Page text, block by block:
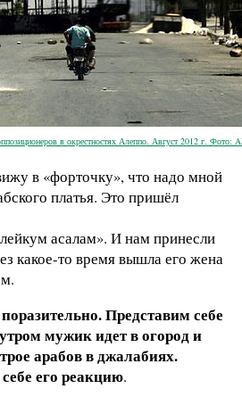
в окрестностях Алеппо. Август 2012 г. Фото:
в «форточку», что надо мной
платья. Это пришёл
асалам». И нам принесли
какое-то время вышла его жена
Представим себе
мужик идет в огород и
арабов в джалабиях.
его реакцию.